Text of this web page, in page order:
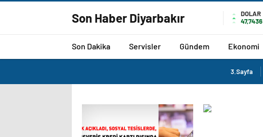
Son Haber Diyarbakır
DOLAR
47,7436
Son Dakika Servisler Gündem Ekonomi
3.Sayfa